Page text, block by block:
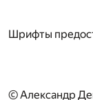
Шрифты
© Александр